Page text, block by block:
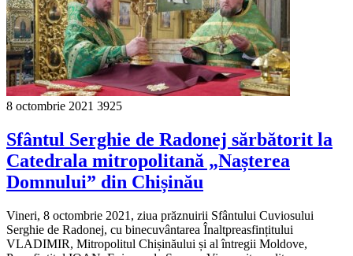
8 octombrie 2021 3925
Sfântul Serghie de Radonej sărbătorit la
Catedrala mitropolitană „Nașterea
Domnului” din Chișinău
Vineri, 8 octombrie 2021, ziua prăznuirii Sfântului Cuviosului
Serghie de Radonej, cu binecuvântarea Înaltpreasfințitului
VLADIMIR, Mitropolitul Chișinăului și al întregii Moldove,